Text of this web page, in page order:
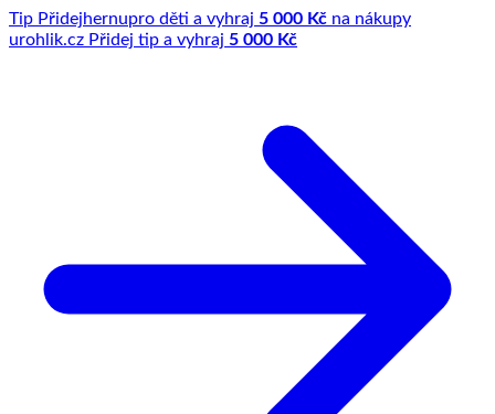
Tip Přidejhernupro děti a vyhraj 5 000 Kč na nákupy
urohlik.cz Přidej tip a vyhraj 5 000 Kč